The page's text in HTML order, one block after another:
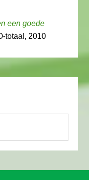
een goede
totaal, 2010